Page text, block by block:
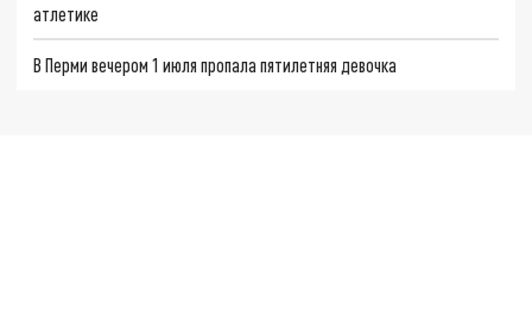
атлетике
В Перми вечером 1 июля пропала пятилетняя девочка